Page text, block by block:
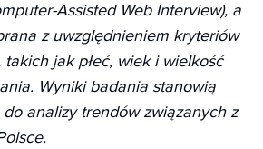
Assisted Web Interview), a
z uwzględnieniem kryteriów
jak płeć, wiek i wielkość
Wyniki badania stanowią
analizy trendów związanych z